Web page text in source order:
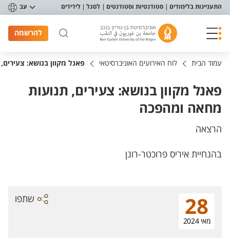
תפריט נגישות
התעניינות בלימודים סטודנטיות וסטודנטים לסגל לידידים עב
להרשמה
עמוד הבית לוח האירועים האוניברסיטאי פאנל מקוון בנושא:
פאנל מקוון בנושא: צעירים, תנועות
מחאה ומהפכה
הרצאה
בהנחיית איריס פרוכטר-רונן
28
מאי 2024
שתפו